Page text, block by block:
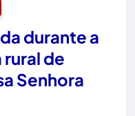
durante a
rural de
Senhora